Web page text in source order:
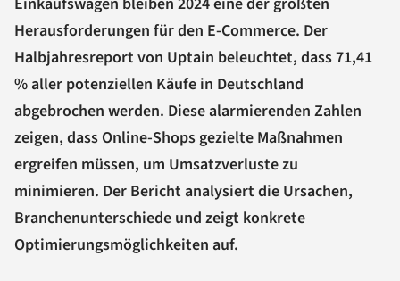
Herausforderungen für den E-Commerce. Der
Halbjahresreport von Uptain beleuchtet, dass 71,41
% aller potenziellen Käufe in Deutschland
abgebrochen werden. Diese alarmierenden Zahlen
zeigen, dass Online-Shops gezielte Maßnahmen
ergreifen müssen, um Umsatzverluste zu
minimieren. Der Bericht analysiert die Ursachen,
Branchenunterschiede und zeigt konkrete
Optimierungsmöglichkeiten auf.